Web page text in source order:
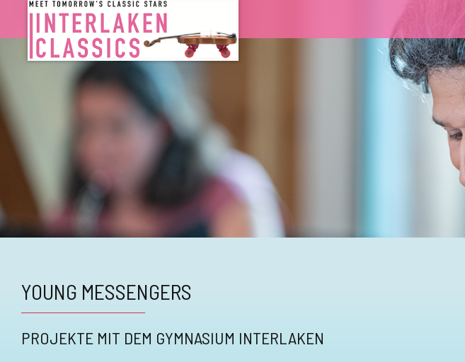
YOUNG MESSENGERS
PROJEKTE MIT DEM GYMNASIUM INTERLAKEN